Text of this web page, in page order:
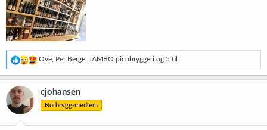
R
e
a
n
Ove Per Berge JAMBO picobryggeri og 5 til
cjohansen
Norbrygg-medlem